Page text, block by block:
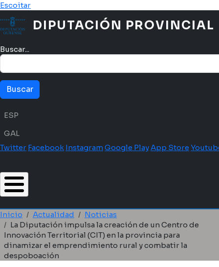
Pasar al contenido principal
Escoitar
DIPUTACIÓN PROVINCIAL
Buscar...
Menú idioma
ESP
GAL
Twitter Facebook InstagramGoogle PlayApp Store
Ruta de navegación
Inicio Actualidad
Noticias
La Diputación impulsa la creación de un Centro de
Innovación Territorial (CIT) en la provincia para
dinamizar el emprendimiento rural y combatir la
despoboación